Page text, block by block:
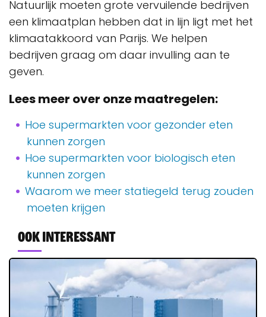
Natuurlijk moeten grote vervuilende bedrijven
een klimaatplan hebben dat in lijn ligt met het
klimaatakkoord van Parijs. We helpen
bedrijven graag om daar invulling aan te
geven.
Lees meer over onze maatregelen:
Hoe supermarkten voor gezonder eten
kunnen zorgen
Hoe supermarkten voor biologisch eten
kunnen zorgen
Waarom we meer statiegeld terug zouden
moeten krijgen
Ook interessant